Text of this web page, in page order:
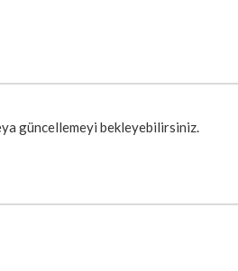
güncellemeyi bekleyebilirsiniz.